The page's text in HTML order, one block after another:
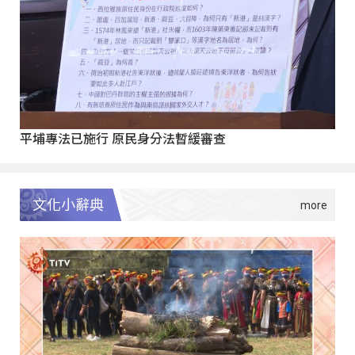
平埔專法已施行 原民身分法暫緩審查
文化小辭典